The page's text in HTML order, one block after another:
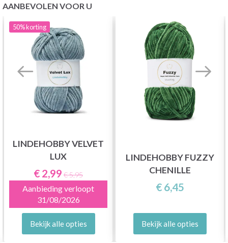
AANBEVOLEN VOOR U
50%korting
LINDEHOBBY VELVET
LUX
€ 2,99 € 5,95
Aanbieding verloopt
31/08/2026
Bekijk alle opties
LINDEHOBBY FUZZY
CHENILLE
€ 6,45
Bekijk alle opties